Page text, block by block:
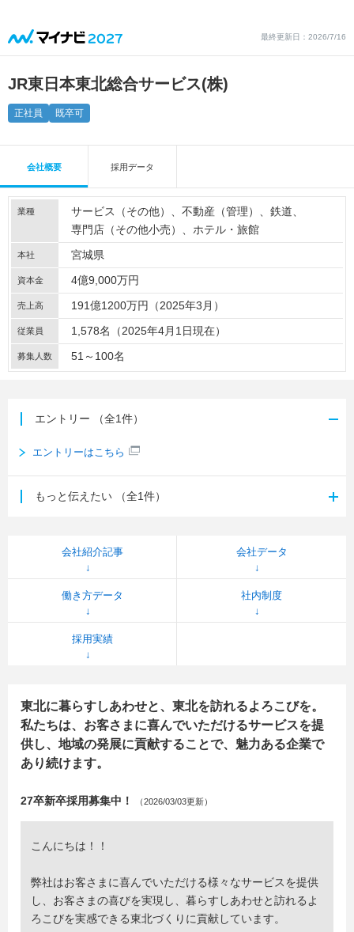
最終更新日：2026/7/16
JR東日本東北総合サービス(株)
正社員 既卒可
会社概要 採用データ
業種 サービス（その他） 不動産（管理）
鉄道
専門店（その他小売）
ホテル・旅館
本社 宮城県
資本金 4億9,000万円
売上高 191億1200万円（2025年3月）
従業員 1,578名（2025年4月1日現在）
募集人数 51～100名
エントリー （全1件）
エントリーはこちら
もっと伝えたい （全1件）
会社紹介記事 会社データ
働き方データ 社内制度
採用実績
東北に暮らすしあわせと、東北を訪れるよろこびを。
私たちは、お客さまに喜んでいただけるサービスを提
供し、地域の発展に貢献することで、魅力ある企業で
あり続けます。
27卒新卒採用募集中！ （2026/03/03更新）
こんにちは！！
弊社はお客さまに喜んでいただける様々なサービスを提供
し、お客さまの喜びを実現し、暮らすしあわせと訪れるよ
ろこびを実感できる東北づくりに貢献しています。